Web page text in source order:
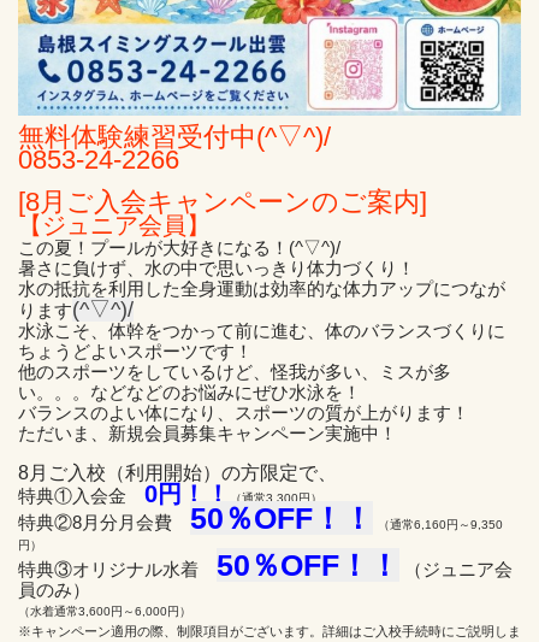
無料体験練習受付中(^▽^)/
0853-24-2266
[8月 ご入会キャンペーンのご案内]
【ジュニア会員】
この夏！プールが大好きになる！(^▽^)/
暑さに負けず、水の中で思いっきり体力づくり！
水の抵抗を利用した全身運動は効率的な体力アップにつなが
ります(^▽^)/
水泳こそ、体幹をつかって前に進む、体のバランスづくりに
ちょうどよいスポーツです！
他のスポーツをしているけど、怪我が多い、ミスが多
い。。。などなどのお悩みにぜひ水泳を！
バランスのよい体になり、スポーツの質が上がります！
ただいま、新規会員募集キャンペーン実施中！
8月ご入校（利用開始）の方限定で、
特典①入会金 0円！！ （通常3,300円）
特典②8月分月会費 50％OFF！！
（通常6,160円～9,350
円）
特典③オリジナル水着 50％OFF！！
（ジュニア会
員のみ）
（水着通常3,600円～6,000円）
※キャンペーン適用の際、制限項目がございます。詳細はご入校手続時にご説明しま